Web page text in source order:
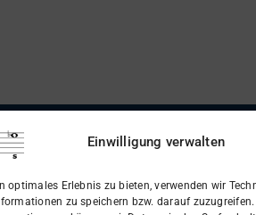
Einwilligung verwalten
optimales Erlebnis zu bieten, verwenden wir
zu speichern bzw. darauf zuzugreifen.
(AGB)